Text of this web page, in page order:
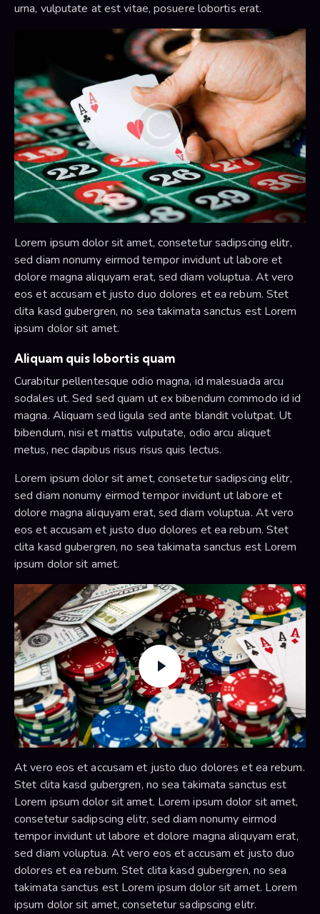
urna, vulputate at est vitae, posuere lobortis erat.
Lorem ipsum dolor sit amet, consetetur sadipscing elitr,
sed diam nonumy eirmod tempor invidunt ut labore et
dolore magna aliquyam erat, sed diam voluptua. At vero
eos et accusam et justo duo dolores et ea rebum. Stet
clita kasd gubergren, no sea takimata sanctus est Lorem
ipsum dolor sit amet.
Aliquam quis lobortis quam
Curabitur pellentesque odio magna, id malesuada arcu
sodales ut. Sed sed quam ut ex bibendum commodo id id
magna. Aliquam sed ligula sed ante blandit volutpat. Ut
bibendum, nisi et mattis vulputate, odio arcu aliquet
metus, nec dapibus risus risus quis lectus.
Lorem ipsum dolor sit amet, consetetur sadipscing elitr,
sed diam nonumy eirmod tempor invidunt ut labore et
dolore magna aliquyam erat, sed diam voluptua. At vero
eos et accusam et justo duo dolores et ea rebum. Stet
clita kasd gubergren, no sea takimata sanctus est Lorem
ipsum dolor sit amet.
At vero eos et accusam et justo duo dolores et ea rebum.
Stet clita kasd gubergren, no sea takimata sanctus est
Lorem ipsum dolor sit amet. Lorem ipsum dolor sit amet,
consetetur sadipscing elitr, sed diam nonumy eirmod
tempor invidunt ut labore et dolore magna aliquyam erat,
sed diam voluptua. At vero eos et accusam et justo duo
dolores et ea rebum. Stet clita kasd gubergren, no sea
takimata sanctus est Lorem ipsum dolor sit amet. Lorem
ipsum dolor sit amet, consetetur sadipscing elitr.